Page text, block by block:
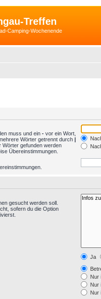
Treffen
Camping-Wochenende
muss und ein - vor ein Wort,
Wörter getrennt durch |
Wörter gefunden werden
Übereinstimmungen.
gesucht werden soll.
sofern du die Option
Ja
Nur
Nur
Nur